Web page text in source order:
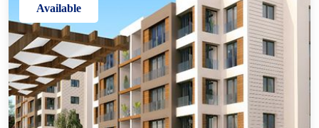
Available